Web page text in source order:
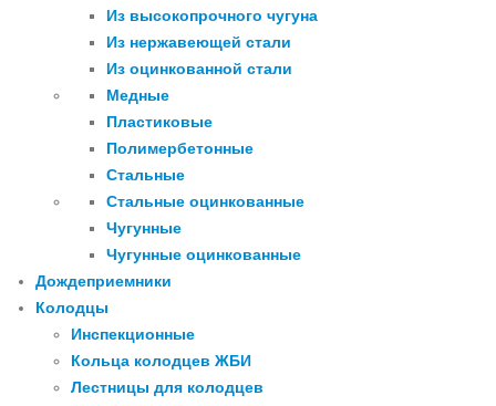
Из высокопрочного чугуна
Из нержавеющей стали
Из оцинкованной стали
Медные
Пластиковые
Полимербетонные
Стальные
Стальные оцинкованные
Чугунные
Чугунные оцинкованные
Дождеприемники
Колодцы
Инспекционные
Кольца колодцев ЖБИ
Лестницы для колодцев